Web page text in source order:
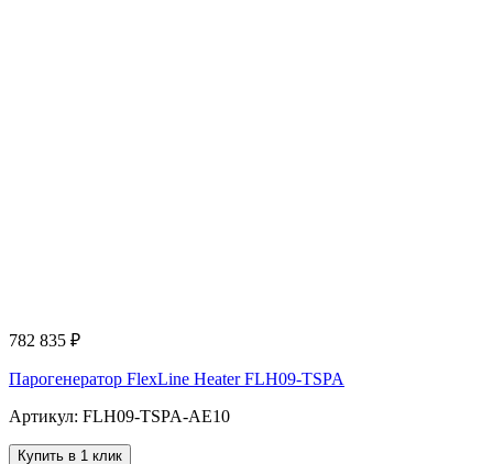
782 835 ₽
Парогенератор FlexLine Heater FLH09-TSPA
Артикул: FLH09-TSPA-AE10
Купить в 1 клик